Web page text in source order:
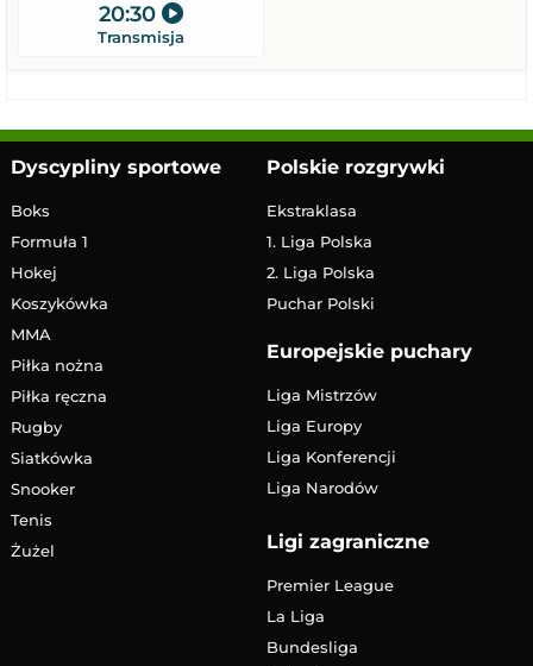
20:30
Transmisja
Dyscypliny sportowe
Boks
Formuła 1
Hokej
Koszykówka
MMA
Piłka nożna
Piłka ręczna
Rugby
Siatkówka
Snooker
Tenis
Żużel
Polskie rozgrywki
Ekstraklasa
1. Liga Polska
2. Liga Polska
Puchar Polski
Europejskie puchary
Liga Mistrzów
Liga Europy
Liga Konferencji
Liga Narodów
Ligi zagraniczne
Premier League
La Liga
Bundesliga